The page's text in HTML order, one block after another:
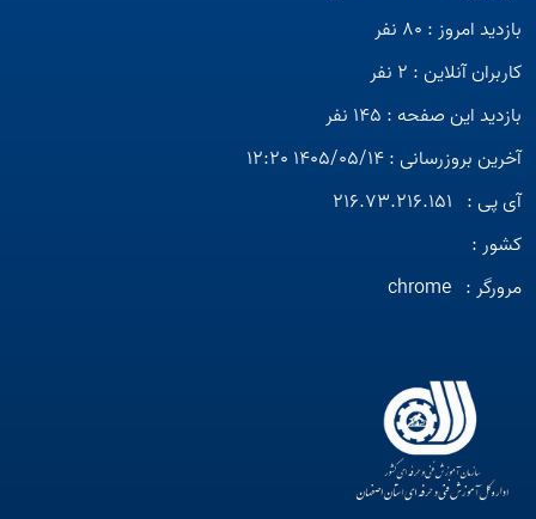
بازدید امروز : 80 نفر
کاربران آنلاین : 2 نفر
بازدید این صفحه : 145 نفر
آخرین بروزرسانی : 1405/05/14 12:20
آی پی : 216.73.216.151
کشور :
مرورگر : chrome